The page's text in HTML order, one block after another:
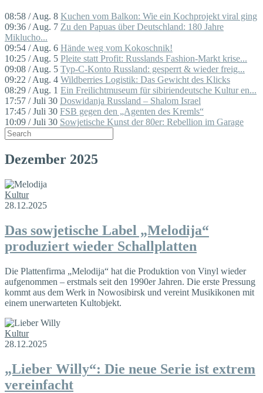
08:58 / Aug. 8 Kuchen vom Balkon: Wie ein Kochprojekt viral ging
09:36 / Aug. 7 Zu den Papuas über Deutschland: 180 Jahre
Miklucho...
09:54 / Aug. 6 Hände weg vom Kokoschnik!
10:25 / Aug. 5 Pleite statt Profit: Russlands Fashion-Markt krise...
09:08 / Aug. 5 Typ-C-Konto Russland: gesperrt & wieder freig...
09:22 / Aug. 4 Wildberries Logistik: Das Gewicht des Klicks
08:29 / Aug. 1 Ein Freilichtmuseum für sibiriendeutsche Kultur en...
17:57 / Juli 30 Doswidanja Russland – Shalom Israel
17:45 / Juli 30 FSB gegen den „Agenten des Kremls“
10:09 / Juli 30 Sowjetische Kunst der 80er: Rebellion im Garage
Dezember 2025
Kultur
28.12.2025
Das sowjetische Label „Melodija“
produziert wieder Schallplatten
Die Plattenfirma „Melodija“ hat die Produktion von Vinyl wieder
aufgenommen – erstmals seit den 1990er Jahren. Die erste Pressung
kommt aus dem Werk in Nowosibirsk und vereint Musikikonen mit
einem unerwarteten Kultobjekt.
Kultur
28.12.2025
„Lieber Willy“: Die neue Serie ist extrem
vereinfacht